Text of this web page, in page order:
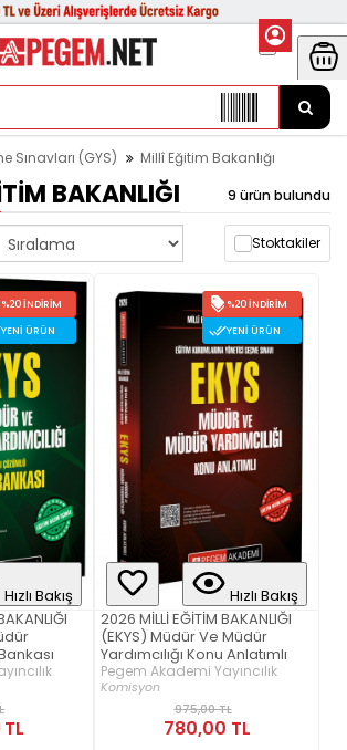
Sınavları (GYS) Millî Eğitim Bakanlığı
BAKANLIĞI 9 ürün bulundu
Stoktakiler
%20 İNDIRIM
YENI ÜRÜN
Hızlı Bakış
%20 İNDIRIM
YENI ÜRÜN
Hızlı Bakış
2026 MİLLİ EĞİTİM BAKANLIĞI
(EKYS) Müdür Ve Müdür
Yardımcılığı Konu Anlatımlı
Pegem Akademi Yayıncılık
Komisyon
975,00 TL
780,00 TL